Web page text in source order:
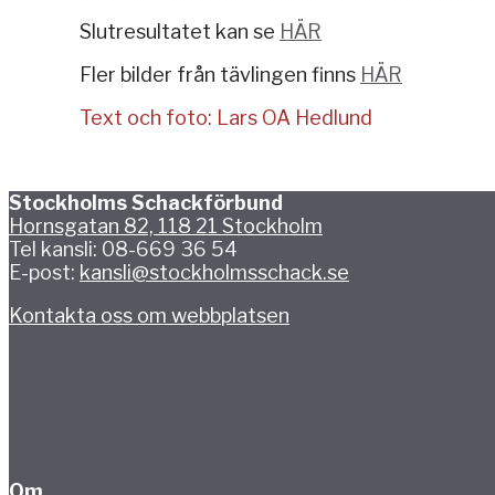
Slutresultatet kan se HÄR
Fler bilder från tävlingen finns HÄR
Text och foto: Lars OA Hedlund
Stockholms Schackförbund
Hornsgatan 82, 118 21 Stockholm
Tel kansli: 08-669 36 54
E-post: kansli@stockholmsschack.se
Kontakta oss om webbplatsen